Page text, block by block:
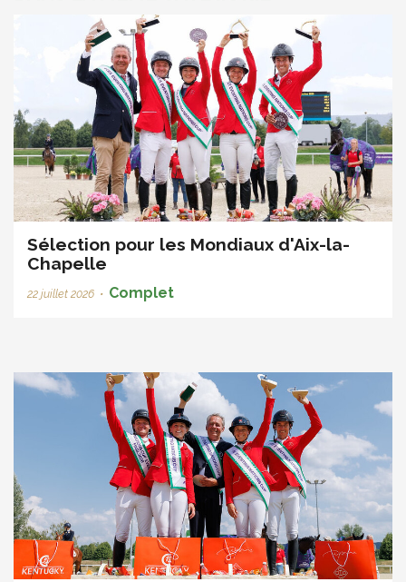
Sélection pour les Mondiaux d'Aix-la-
Chapelle
22 juillet 2026 • Complet